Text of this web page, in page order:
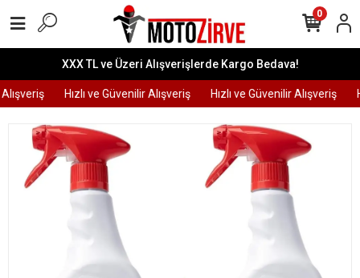
XXX TL ve Üzeri Alışverişlerde Kargo Bedava!
Hızlı ve Güvenilir Alışveriş Hızlı ve Güvenilir Alışveriş
0